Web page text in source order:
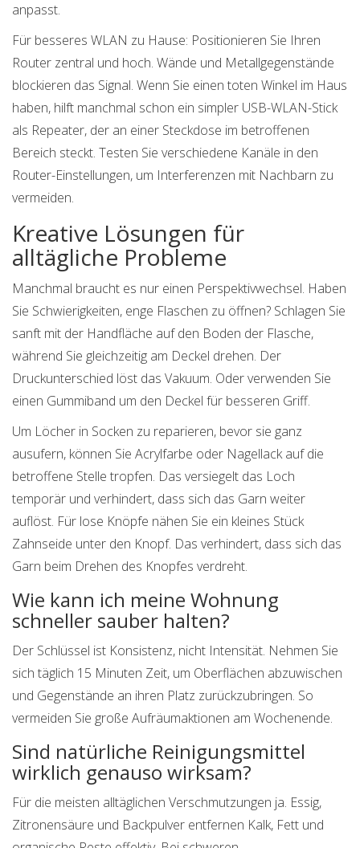
anpasst.
Für besseres WLAN zu Hause: Positionieren Sie Ihren
Router zentral und hoch. Wände und Metallgegenstände
blockieren das Signal. Wenn Sie einen toten Winkel im Haus
haben, hilft manchmal schon ein simpler USB-WLAN-Stick
als Repeater, der an einer Steckdose im betroffenen
Bereich steckt. Testen Sie verschiedene Kanäle in den
Router-Einstellungen, um Interferenzen mit Nachbarn zu
vermeiden.
Kreative Lösungen für
alltägliche Probleme
Manchmal braucht es nur einen Perspektivwechsel. Haben
Sie Schwierigkeiten, enge Flaschen zu öffnen? Schlagen Sie
sanft mit der Handfläche auf den Boden der Flasche,
während Sie gleichzeitig am Deckel drehen. Der
Druckunterschied löst das Vakuum. Oder verwenden Sie
einen Gummiband um den Deckel für besseren Griff.
Um Löcher in Socken zu reparieren, bevor sie ganz
ausufern, können Sie Acrylfarbe oder Nagellack auf die
betroffene Stelle tropfen. Das versiegelt das Loch
temporär und verhindert, dass sich das Garn weiter
auflöst. Für lose Knöpfe nähen Sie ein kleines Stück
Zahnseide unter den Knopf. Das verhindert, dass sich das
Garn beim Drehen des Knopfes verdreht.
Wie kann ich meine Wohnung
schneller sauber halten?
Der Schlüssel ist Konsistenz, nicht Intensität. Nehmen Sie
sich täglich 15 Minuten Zeit, um Oberflächen abzuwischen
und Gegenstände an ihren Platz zurückzubringen. So
vermeiden Sie große Aufräumaktionen am Wochenende.
Sind natürliche Reinigungsmittel
wirklich genauso wirksam?
Für die meisten alltäglichen Verschmutzungen ja. Essig,
Zitronensäure und Backpulver entfernen Kalk, Fett und